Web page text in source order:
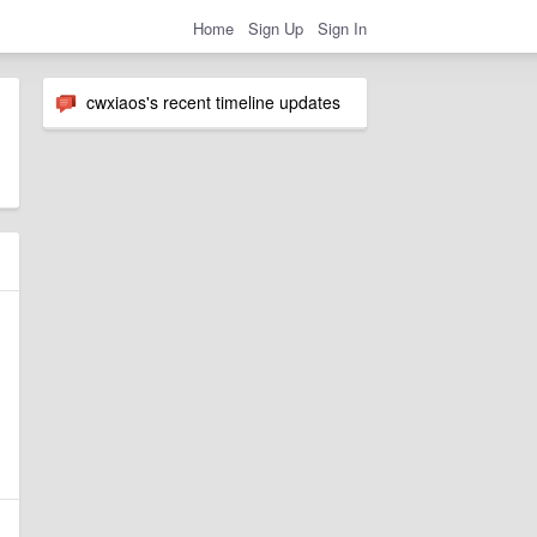
Home Sign Up Sign In
cwxiaos's recent timeline updates